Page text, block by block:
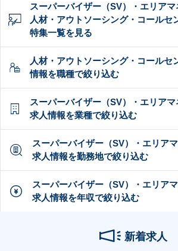
スーパーバイザー（SV）・エリア
人材・アウトソーシング・コールセ
特集一覧を見る
人材・アウトソーシング・コールセ
情報を職種で絞り込む
スーパーバイザー（SV）・エリア
求人情報を業種で絞り込む
スーパーバイザー（SV）・エリア
求人情報を勤務地で絞り込む
スーパーバイザー（SV）・エリア
求人情報を年収で絞り込む
新着求人